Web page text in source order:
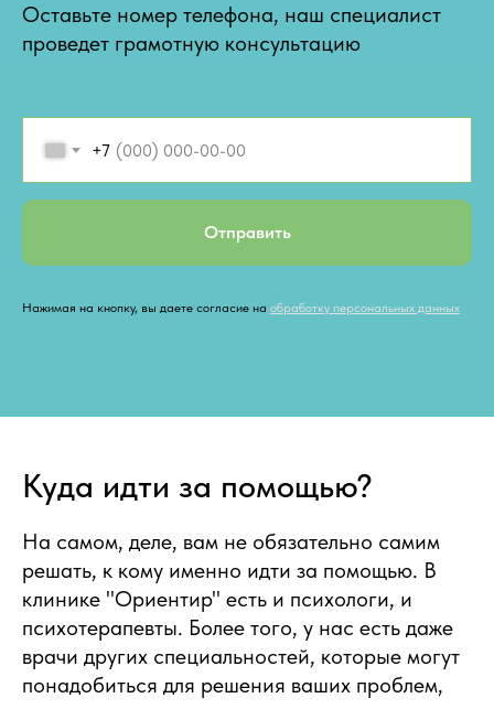
Оставьте номер телефона, наш специалист
проведет грамотную консультацию
+7
Отправить
Нажимая на кнопку, вы даете согласие на обработку персональных данных
Куда идти за помощью?
На самом, деле, вам не обязательно самим
решать, к кому именно идти за помощью. В
клинике "Ориентир" есть и психологи, и
психотерапевты. Более того, у нас есть даже
врачи других специальностей, которые могут
понадобиться для решения ваших проблем,